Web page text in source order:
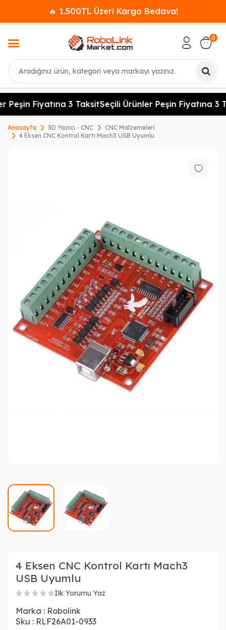
🔥 1.500TL Üzeri Kargo Bedava!
Ara
0
Peşin Fiyatına 3 TaksitSeçili Ürünler Peşin Fiyatına 3
Anasayfa 3D Yazıcı - CNC
CNC Malzemeleri
4 Eksen CNC Kontrol Kartı Mach3 USB Uyumlu
4 Eksen CNC Kontrol Kartı Mach3
USB Uyumlu
İlk Yorumu Yaz
Marka : Robolink
Sku : RLF26A01-0933